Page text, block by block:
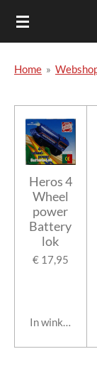
Ga
direct
deHome »
Heros 4
Wheel
power
Battery
lok
€ 17,95
In winkelwagen